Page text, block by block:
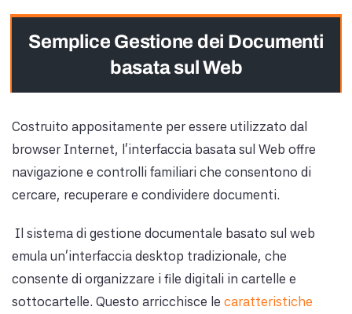
Semplice Gestione dei Documenti
basata sul Web
Costruito appositamente per essere utilizzato dal
browser Internet, l'interfaccia basata sul Web offre
navigazione e controlli familiari che consentono di
cercare, recuperare e condividere documenti.
Il sistema di gestione documentale basato sul web
emula un'interfaccia desktop tradizionale, che
consente di organizzare i file digitali in cartelle e
sottocartelle. Questo arricchisce le caratteristiche